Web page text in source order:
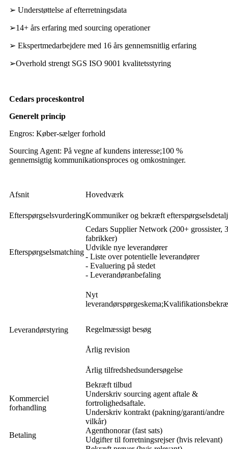
➢ Understøttelse af efterretningsdata
➢14+ års erfaring med sourcing operationer
➢ Ekspertmedarbejdere med 16 års gennemsnitlig erfaring
➢Overhold strengt SGS ISO 9001 kvalitetsstyring
Cedars proceskontrol
Generelt princip
Engros: Køber-sælger forhold
Sourcing Agent: På vegne af kundens interesse;100 %
gennemsigtig kommunikationsproces og omkostninger.
Afsnit Hovedværk
EfterspørgselsvurderingKommuniker og bekræft
Efterspørgselsmatching
Cedars Supplier Network (200+ grossister,
fabrikker)
Udvikle nye leverandører
- Liste over potentielle leverandører
- Evaluering på stedet
- Leverandøranbefaling
Leverandørstyring
Nyt
Regelmæssigt besøg
Årlig revision
Årlig tilfredshedsundersøgelse
Kommerciel
forhandling
Bekræft tilbud
Underskriv sourcing agent aftale &
fortrolighedsaftale.
Underskriv kontrakt (pakning/garanti/andre
vilkår)
Betaling
Agenthonorar (fast sats)
Udgifter til forretningsrejser (hvis relevant)